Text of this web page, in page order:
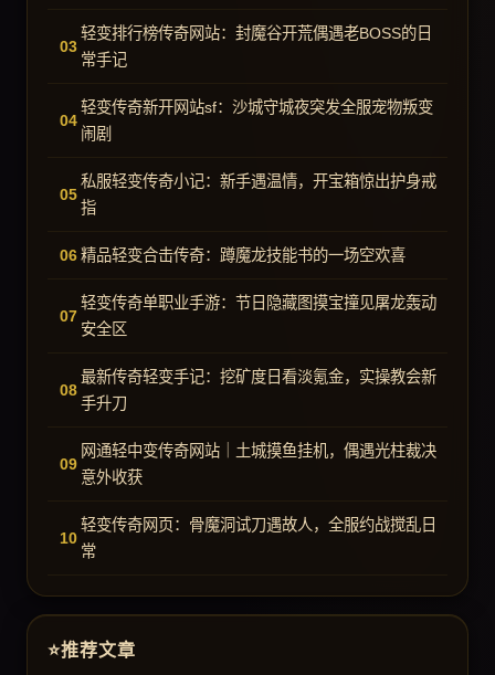
轻变排行榜传奇网站：封魔谷开荒偶遇老BOSS的日
常手记
轻变传奇新开网站sf：沙城守城夜突发全服宠物叛变
闹剧
私服轻变传奇小记：新手遇温情，开宝箱惊出护身戒
指
精品轻变合击传奇：蹲魔龙技能书的一场空欢喜
轻变传奇单职业手游：节日隐藏图摸宝撞见屠龙轰动
安全区
最新传奇轻变手记：挖矿度日看淡氪金，实操教会新
手升刀
网通轻中变传奇网站｜土城摸鱼挂机，偶遇光柱裁决
意外收获
轻变传奇网页：骨魔洞试刀遇故人，全服约战搅乱日
常
推荐文章